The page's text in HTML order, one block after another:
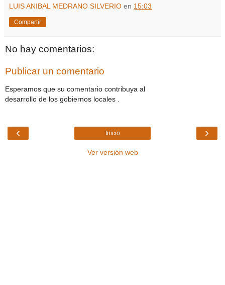
LUIS ANIBAL MEDRANO SILVERIO en 15:03
Compartir
No hay comentarios:
Publicar un comentario
Esperamos que su comentario contribuya al
desarrollo de los gobiernos locales .
‹ ›
Inicio
Ver versión web